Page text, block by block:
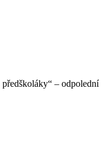
– odpolední